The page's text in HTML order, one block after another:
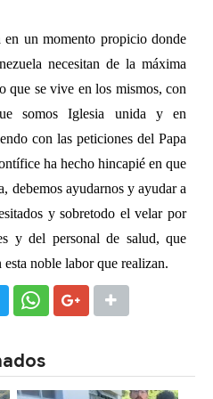
un momento propicio donde
necesitan de la máxima
que se vive en los mismos, con
somos Iglesia unida y en
con las peticiones del Papa
ha hecho hincapié en que
debemos ayudarnos y ayudar a
y sobretodo el velar por
y del personal de salud, que
noble labor que realizan.